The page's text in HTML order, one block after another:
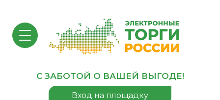
С ЗАБОТОЙ О ВАШЕЙ ВЫГОДЕ!
Вход на площадку